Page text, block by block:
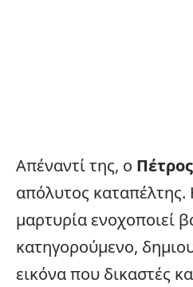
Απέναντί της, ο Πέτρος
απόλυτος καταπέλτης.
μαρτυρία ενοχοποιεί
κατηγορούμενο,
εικόνα που δικαστές